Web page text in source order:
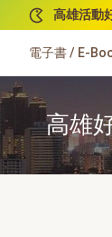
高雄活動
電子書 / E-
高雄